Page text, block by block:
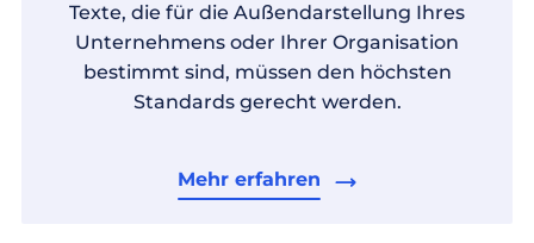
Texte, die für die Außendarstellung Ihres
Unternehmens oder Ihrer Organisation
bestimmt sind, müssen den höchsten
Standards gerecht werden.
Mehr erfahren